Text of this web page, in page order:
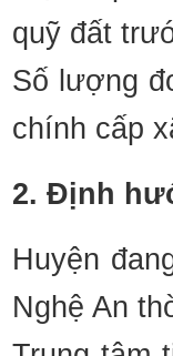
quỹ đất
Số lượng
chính cấp
2. Định
Huyện
Nghệ An